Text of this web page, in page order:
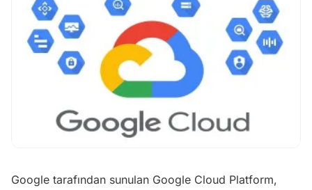
Google tarafından sunulan Google Cloud Platform,